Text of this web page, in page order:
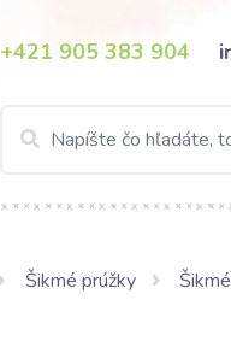
+421 905 383 904
Šikmé prúžky